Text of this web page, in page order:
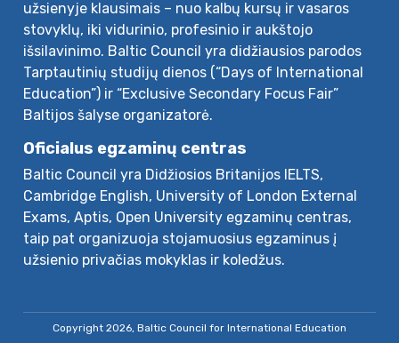
užsienyje klausimais – nuo kalbų kursų ir vasaros
stovyklų, iki vidurinio, profesinio ir aukštojo
išsilavinimo. Baltic Council yra didžiausios parodos
Tarptautinių studijų dienos (“Days of International
Education”) ir “Exclusive Secondary Focus Fair”
Baltijos šalyse organizatorė.
Oficialus egzaminų centras
Baltic Council yra Didžiosios Britanijos IELTS,
Cambridge English, University of London External
Exams, Aptis, Open University egzaminų centras,
taip pat organizuoja stojamuosius egzaminus į
užsienio privačias mokyklas ir koledžus.
Copyright 2026, Baltic Council for International Education